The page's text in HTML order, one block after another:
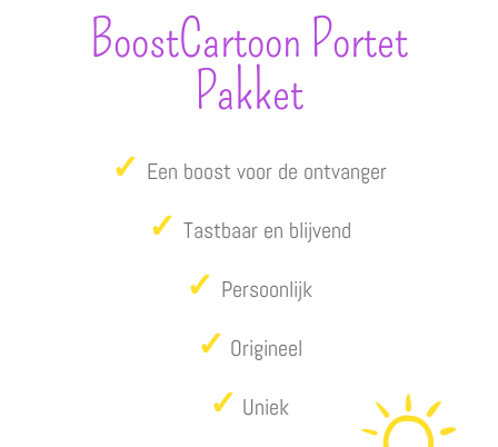
BoostCartoon Portet
Pakket
✓ Een boost voor de ontvanger
✓ Tastbaar en blijvend
✓ Persoonlijk
✓ Origineel
✓ Uniek